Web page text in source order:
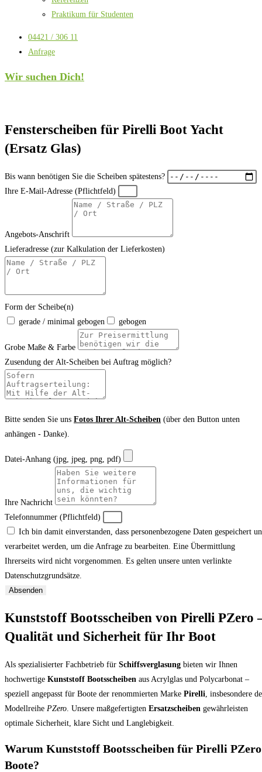
Praktikum für Studenten
04421 / 306 11
Anfrage
Wir suchen Dich!
Fensterscheiben für Pirelli Boot Yacht
(Ersatz Glas)
Bis wann benötigen Sie die Scheiben spätestens?
Ihre E-Mail-Adresse (Pflichtfeld)
Angebots-Anschrift
Lieferadresse (zur Kalkulation der Lieferkosten)
Form der Scheibe(n)
gerade / minimal gebogen
gebogen
Grobe Maße & Farbe
Zusendung der Alt-Scheiben bei Auftrag möglich?
Bitte senden Sie uns Fotos Ihrer Alt-Scheiben (über den Button unten
anhängen - Danke).
Datei-Anhang (jpg, jpeg, png, pdf)
Ihre Nachricht
Telefonnummer (Pflichtfeld)
Ich bin damit einverstanden, dass personenbezogene Daten gespeichert
verarbeitet werden, um die Anfrage zu bearbeiten. Eine Übermittlung
Ihrerseits wird nicht vorgenommen. Es gelten unsere unten verlinkte
Datenschutzgrundsätze.
Absenden
Kunststoff Bootsscheiben von Pirelli PZero
Qualität und Sicherheit für Ihr Boot
Als spezialisierter Fachbetrieb für Schiffsverglasung bieten wir Ihnen
hochwertige Kunststoff Bootsscheiben aus Acrylglas und Polycarbonat –
speziell angepasst für Boote der renommierten Marke Pirelli, insbesondere
Modellreihe PZero. Unsere maßgefertigten Ersatzscheiben gewährleisten
optimale Sicherheit, klare Sicht und Langlebigkeit.
Warum Kunststoff Bootsscheiben für Pirelli PZero
Boote?